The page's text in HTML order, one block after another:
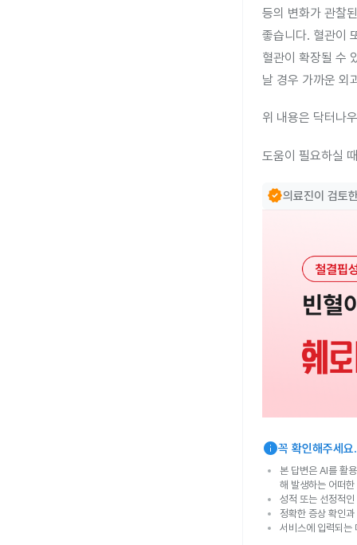
등의 변화가 관찰
좋습니다. 혈관이
혈관이 확장될 수
날 경우 가까운 외
위 내용은 닥터나
도움이 필요하실
verified의료진이 검토
info꼭 확인해주세요.
본 답변은 AI를 활
해 발생하는 어떠
성적 또는 선정적
정확한 증상 확인
서비스에 입력되